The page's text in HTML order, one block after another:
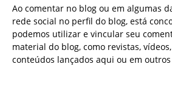
Ao comentar no blog ou em algumas
rede social no perfil do blog, está
podemos utilizar e vincular seu
material do blog, como revistas,
conteúdos lançados aqui ou em